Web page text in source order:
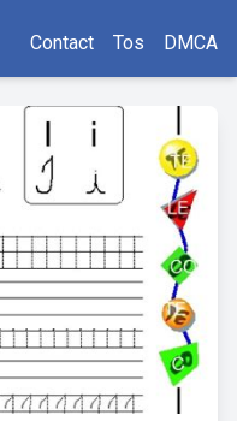
Contact Tos DMCA